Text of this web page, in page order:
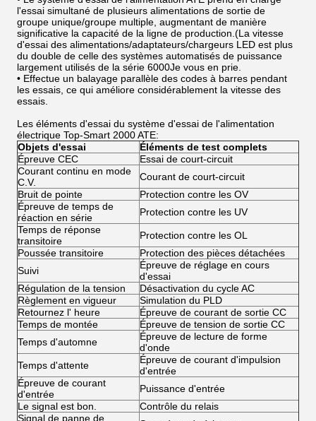
l'essai simultané de plusieurs alimentations de sortie de
groupe unique/groupe multiple, augmentant de manière
significative la capacité de la ligne de production.(La vitesse
d'essai des alimentations/adaptateurs/chargeurs LED est plus
du double de celle des systèmes automatisés de puissance
largement utilisés de la série 6000Je vous en prie.
• Effectue un balayage parallèle des codes à barres pendant
les essais, ce qui améliore considérablement la vitesse des
essais.
Les éléments d'essai du système d'essai de l'alimentation
électrique Top-Smart 2000 ATE:
Objets d'essai
Éléments de test complets
Épreuve CEC
Essai de court-circuit
Courant continu en mode
C.V.
Courant de court-circuit
Bruit de pointe
Protection contre les OV
Épreuve de temps de
réaction en série
Protection contre les UV
Temps de réponse
transitoire
Protection contre les OL
Poussée transitoire
Protection des pièces détachées
Suivi
Épreuve de réglage en cours
d'essai
Régulation de la tension
Désactivation du cycle AC
Règlement en vigueur
Simulation du PLD
Retournez l' heure
Épreuve de courant de sortie CC
Temps de montée
Épreuve de tension de sortie CC
Temps d'automne
Épreuve de lecture de forme
d'onde
Temps d'attente
Épreuve de courant d'impulsion
d'entrée
Épreuve de courant
d'entrée
Puissance d'entrée
Le signal est bon.
Contrôle du relais
Signal de panne de